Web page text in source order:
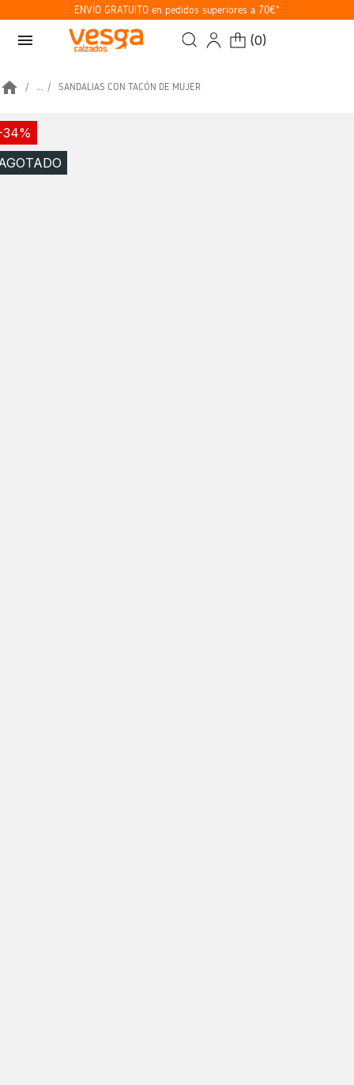
ENVÍO GRATUITO en pedidos superiores a 70€*
menu (0)
home ... SANDALIAS CON TACÓN DE MUJER